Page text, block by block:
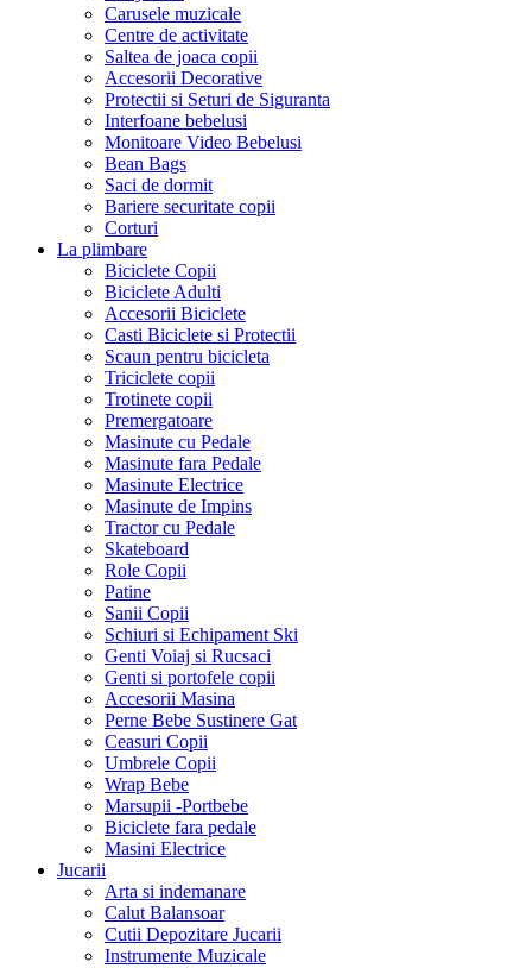
Carusele muzicale
Centre de activitate
Saltea de joaca copii
Accesorii Decorative
Protectii si Seturi de Siguranta
Interfoane bebelusi
Monitoare Video Bebelusi
Bean Bags
Saci de dormit
Bariere securitate copii
Corturi
La plimbare
Biciclete Copii
Biciclete Adulti
Accesorii Biciclete
Casti Biciclete si Protectii
Scaun pentru bicicleta
Triciclete copii
Trotinete copii
Premergatoare
Masinute cu Pedale
Masinute fara Pedale
Masinute Electrice
Masinute de Impins
Tractor cu Pedale
Skateboard
Role Copii
Patine
Sanii Copii
Schiuri si Echipament Ski
Genti Voiaj si Rucsaci
Genti si portofele copii
Accesorii Masina
Perne Bebe Sustinere Gat
Ceasuri Copii
Umbrele Copii
Wrap Bebe
Marsupii -Portbebe
Biciclete fara pedale
Masini Electrice
Jucarii
Arta si indemanare
Calut Balansoar
Cutii Depozitare Jucarii
Instrumente Muzicale